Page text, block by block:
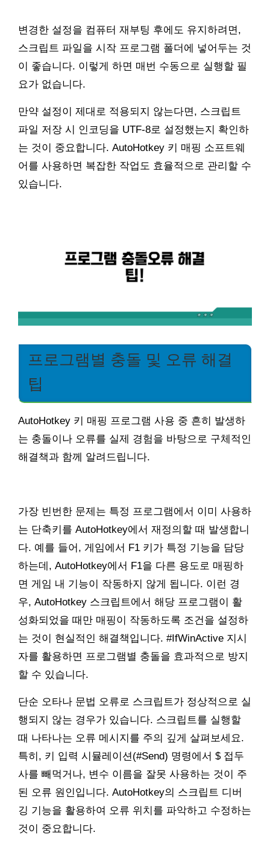
변경한 설정을 컴퓨터 재부팅 후에도 유지하려면,
스크립트 파일을 시작 프로그램 폴더에 넣어두는 것
이 좋습니다. 이렇게 하면 매번 수동으로 실행할 필
요가 없습니다.
만약 설정이 제대로 적용되지 않는다면, 스크립트
파일 저장 시 인코딩을 UTF-8로 설정했는지 확인하
는 것이 중요합니다. AutoHotkey 키 매핑 소프트웨
어를 사용하면 복잡한 작업도 효율적으로 관리할 수
있습니다.
프로그램별 충돌 및 오류 해결
팁
AutoHotkey 키 매핑 프로그램 사용 중 흔히 발생하
는 충돌이나 오류를 실제 경험을 바탕으로 구체적인
해결책과 함께 알려드립니다.
가장 빈번한 문제는 특정 프로그램에서 이미 사용하
는 단축키를 AutoHotkey에서 재정의할 때 발생합니
다. 예를 들어, 게임에서 F1 키가 특정 기능을 담당
하는데, AutoHotkey에서 F1을 다른 용도로 매핑하
면 게임 내 기능이 작동하지 않게 됩니다. 이런 경
우, AutoHotkey 스크립트에서 해당 프로그램이 활
성화되었을 때만 매핑이 작동하도록 조건을 설정하
는 것이 현실적인 해결책입니다. #IfWinActive 지시
자를 활용하면 프로그램별 충돌을 효과적으로 방지
할 수 있습니다.
단순 오타나 문법 오류로 스크립트가 정상적으로 실
행되지 않는 경우가 있습니다. 스크립트를 실행할
때 나타나는 오류 메시지를 주의 깊게 살펴보세요.
특히, 키 입력 시뮬레이션(#Send) 명령에서 $ 접두
사를 빼먹거나, 변수 이름을 잘못 사용하는 것이 주
된 오류 원인입니다. AutoHotkey의 스크립트 디버
깅 기능을 활용하여 오류 위치를 파악하고 수정하는
것이 중요합니다.